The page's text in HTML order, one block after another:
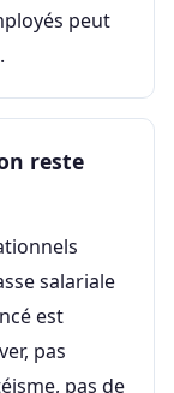
peut
reste
salariale
est
pas
pas de